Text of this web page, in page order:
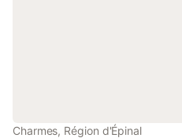
Charmes, Région d'Épinal